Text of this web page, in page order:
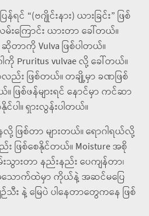
ရင် “(ဗဂျိုင်းနား) ယားခြင်း” ဖြစ်
းကြောင်း ယားတာ ခေါ်တယ်။
ာကို Vulva ဖြစ်ပါတယ်။
Pruritus vulvae လို့ ခေါ်တယ်။
လည်း ဖြစ်တယ်။ တချို့မှာ ခဏဖြစ်
ဖြစ်ဖန်များရင် နောင်မှာ ကင်ဆာ
ပါ။ ရှားလွန်းပါတယ်။
ဖြစ်တာ များတယ်။ ရောဂါရယ်လို့
ြစ်စေနိုင်တယ်။ Moisture အစို
သွားတာ နည်းနည်း ပေကျန်တာ၊
အသောက်ထဲမှာ ကိုယ်နဲ့ အဆင်မပြေ
သီး နဲ့ မြေပဲ ပါနေတာတွေကနေ ဖြစ်